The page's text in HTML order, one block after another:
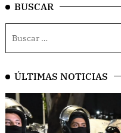
BUSCAR
ÚLTIMAS NOTICIAS